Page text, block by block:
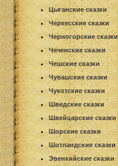
Цыганские сказки
Черкесские сказки
Черногорские сказки
Чеченские сказки
Чешские сказки
Чувашские сказки
Чукотские сказки
Шведские сказки
Швейцарские сказки
Шорские сказки
Шотландские сказки
Эвенкийские сказки